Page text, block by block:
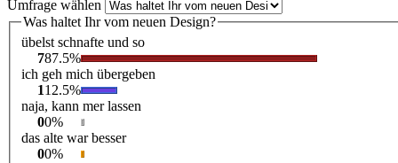
Umfrage wählen
Was haltet Ihr vom neuen Design?
übelst schnafte und so
787.5%
ich geh mich übergeben
112.5%
naja, kann mer lassen
00%
das alte war besser
00%